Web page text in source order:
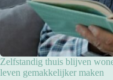
Zelfstandig thuis blijven
leven gemakkelijker maken